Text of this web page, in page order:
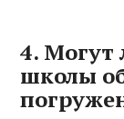
4. Могут
школы